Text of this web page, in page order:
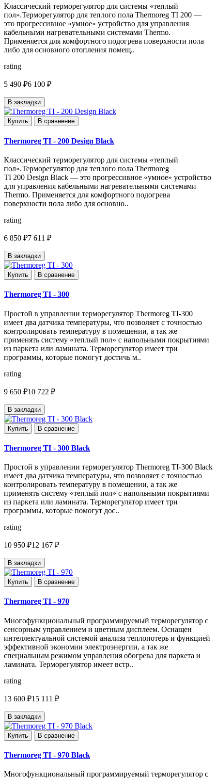
Классический терморегулятор для системы «теплый
пол».Терморегулятор для теплого пола Thermoreg TI 200 —
это прогрессивное «умное» устройство для управления
кабельными нагревательными системами Thermo.
Применяется для комфортного подогрева поверхности пола
либо для основного отопления помещ..
rating
5 490 ₽6 100 ₽
В закладки
Купить В сравнение
Thermoreg TI - 200 Design Black
Классический терморегулятор для системы «теплый
пол».Терморегулятор для теплого пола Thermoreg
TI 200 Design Black — это прогрессивное «умное» устройство
для управления кабельными нагревательными системами
Thermo. Применяется для комфортного подогрева
поверхности пола либо для основно..
rating
6 850 ₽7 611 ₽
В закладки
Купить В сравнение
Thermoreg TI - 300
Простой в управлении терморегулятор Thermoreg TI-300
имеет два датчика температуры, что позволяет с точностью
контролировать температуру в помещении, а так же
применять систему «теплый пол» с напольными покрытиями
из паркета или ламината. Терморегулятор имеет три
программы, которые помогут достичь м..
rating
9 650 ₽10 722 ₽
В закладки
Купить В сравнение
Thermoreg TI - 300 Black
Простой в управлении терморегулятор Thermoreg TI-300 Black
имеет два датчика температуры, что позволяет с точностью
контролировать температуру в помещении, а так же
применять систему «теплый пол» с напольными покрытиями
из паркета или ламината. Терморегулятор имеет три
программы, которые помогут дос..
rating
10 950 ₽12 167 ₽
В закладки
Купить В сравнение
Thermoreg TI - 970
Многофункциональный программируемый терморегулятор с
сенсорным управлением и цветным дисплеем. Оснащен
интеллектуальной системой анализа теплопотерь и функцией
эффективной экономии электроэнергии, а так же
специальным режимом управления обогрева для паркета и
ламината. Терморегулятор имеет встр..
rating
13 600 ₽15 111 ₽
В закладки
Купить В сравнение
Thermoreg TI - 970 Black
Многофункциональный программируемый терморегулятор с